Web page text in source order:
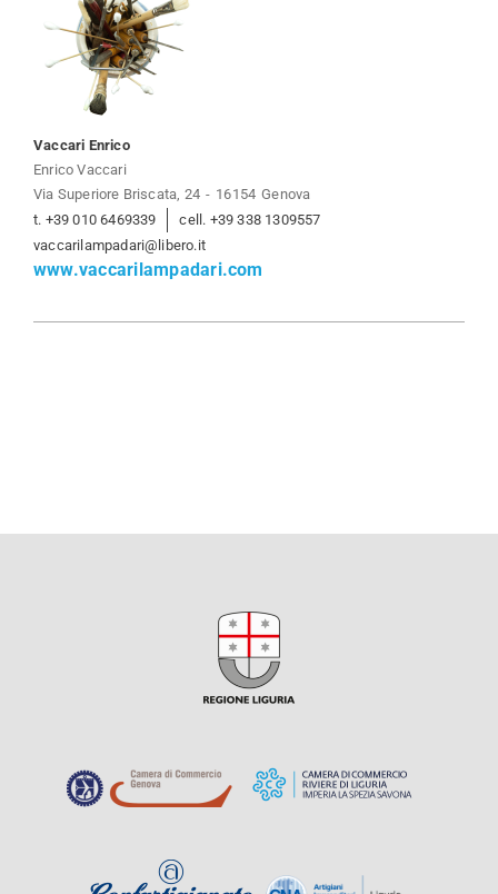
Vaccari Enrico
Enrico Vaccari
Via Superiore Briscata, 24
16154 Genova
t. +39 010 6469339
cell. +39 338 1309557
vaccarilampadari@libero.it
www.vaccarilampadari.com